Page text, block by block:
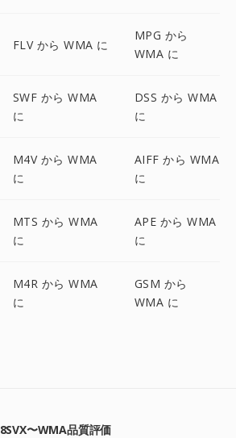
FLV から WMA に
MPG から
WMA に
SWF から WMA
に
DSS から WMA
に
M4V から WMA
に
AIFF から WMA
に
MTS から WMA
に
APE から WMA
に
M4R から WMA
に
GSM から
WMA に
8SVX〜WMA品質評価